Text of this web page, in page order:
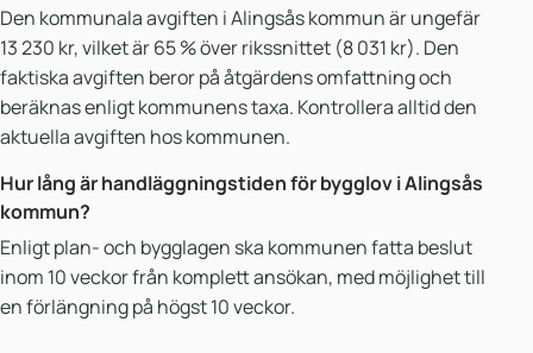
Den kommunala avgiften i Alingsås kommun är ungefär
13 230 kr, vilket är 65 % över rikssnittet (8 031 kr). Den
faktiska avgiften beror på åtgärdens omfattning och
beräknas enligt kommunens taxa. Kontrollera alltid den
aktuella avgiften hos kommunen.
Hur lång är handläggningstiden för bygglov i Alingsås
kommun?
Enligt plan- och bygglagen ska kommunen fatta beslut
inom 10 veckor från komplett ansökan, med möjlighet till
en förlängning på högst 10 veckor.